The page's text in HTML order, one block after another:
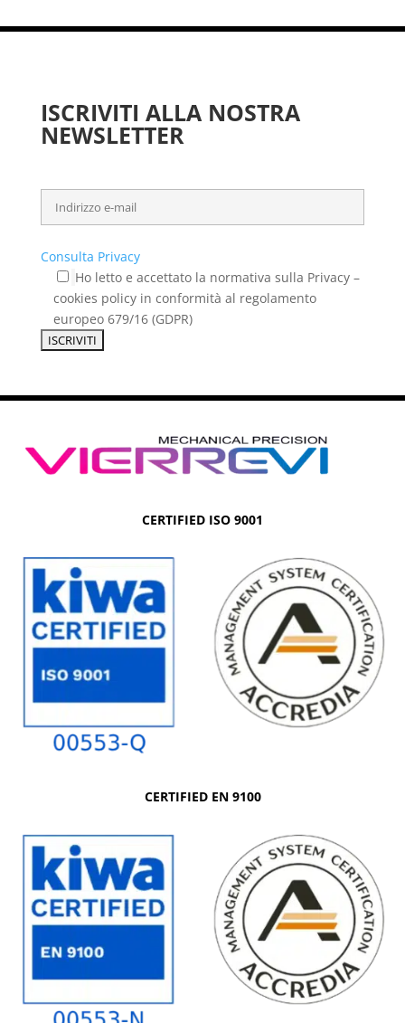
ISCRIVITI ALLA NOSTRA
NEWSLETTER
Consulta Privacy
Ho letto e accettato la normativa sulla Privacy –
cookies policy in conformità al regolamento
europeo 679/16 (GDPR)
CERTIFIED ISO 9001
CERTIFIED EN 9100